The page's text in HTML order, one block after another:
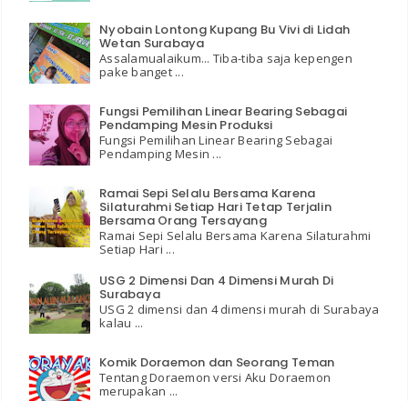
Nyobain Lontong Kupang Bu Vivi di Lidah
Wetan Surabaya
Assalamualaikum... Tiba-tiba saja kepengen
pake banget ...
Fungsi Pemilihan Linear Bearing Sebagai
Pendamping Mesin Produksi
Fungsi Pemilihan Linear Bearing Sebagai
Pendamping Mesin ...
Ramai Sepi Selalu Bersama Karena
Silaturahmi Setiap Hari Tetap Terjalin
Bersama Orang Tersayang
Ramai Sepi Selalu Bersama Karena Silaturahmi
Setiap Hari ...
USG 2 Dimensi Dan 4 Dimensi Murah Di
Surabaya
USG 2 dimensi dan 4 dimensi murah di Surabaya
kalau ...
Komik Doraemon dan Seorang Teman
Tentang Doraemon versi Aku Doraemon
merupakan ...